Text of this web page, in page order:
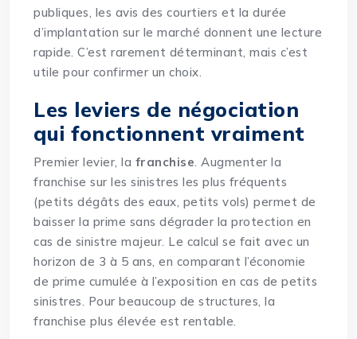
publiques, les avis des courtiers et la durée
d’implantation sur le marché donnent une lecture
rapide. C’est rarement déterminant, mais c’est
utile pour confirmer un choix.
Les leviers de négociation
qui fonctionnent vraiment
Premier levier, la franchise. Augmenter la
franchise sur les sinistres les plus fréquents
(petits dégâts des eaux, petits vols) permet de
baisser la prime sans dégrader la protection en
cas de sinistre majeur. Le calcul se fait avec un
horizon de 3 à 5 ans, en comparant l’économie
de prime cumulée à l’exposition en cas de petits
sinistres. Pour beaucoup de structures, la
franchise plus élevée est rentable.